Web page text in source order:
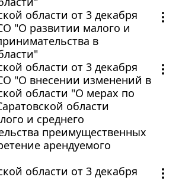
области от 3 декабря
"О развитии малого и
в
области от 3 декабря
"О внесении изменений в
области "О мерах по
области
и среднего
преимущественных
арендуемого
области от 3 декабря